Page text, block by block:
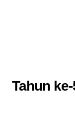
Tahun